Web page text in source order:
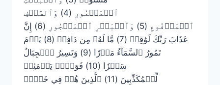
ٱلۡمَعۡمُورِ (4) وَٱلسَّقۡفِ
ٱلۡمَرۡفُوعِ (5) وَٱلۡبَحۡرِ ٱلۡمَسۡجُورِ (6) إِنَّ
عَذَابَ رَبِّكَ لَوَٰقِعٞ (7) مَّا لَهُۥ مِن دَافِعٖ (8) يَوۡمَ
تَمُورُ ٱلسَّمَآءُ مَوۡرٗا (9) وَتَسِيرُ ٱلۡجِبَالُ
سَيۡرٗا (10) فَوَيۡلٞ يَوۡمَئِذٖ
لِّلۡمُكَذِّبِينَ (11) ٱلَّذِينَ هُمۡ فِي خَوۡضٖ